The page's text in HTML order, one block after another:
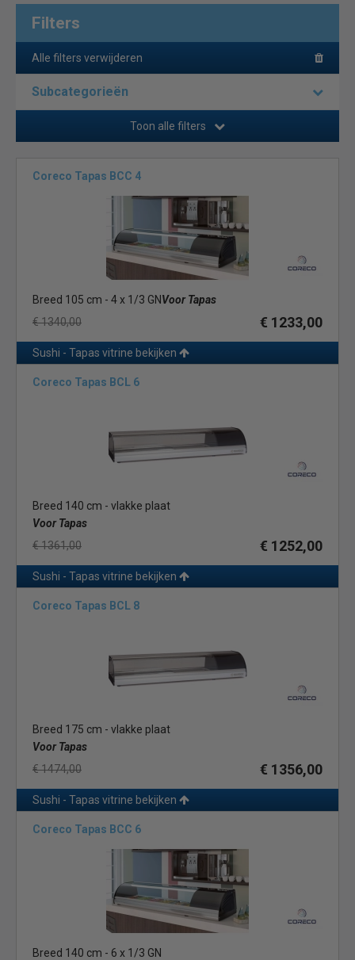
Filters
Alle filters verwijderen
Subcategorieën
Toon alle filters
Coreco Tapas BCC 4
Breed 105 cm - 4 x 1/3 GNVoor Tapas
€ 1340,00
€ 1233,00
Sushi - Tapas vitrine bekijken
Coreco Tapas BCL 6
Breed 140 cm - vlakke plaat
Voor Tapas
€ 1361,00
€ 1252,00
Sushi - Tapas vitrine bekijken
Coreco Tapas BCL 8
Breed 175 cm - vlakke plaat
Voor Tapas
€ 1474,00
€ 1356,00
Sushi - Tapas vitrine bekijken
Coreco Tapas BCC 6
Breed 140 cm - 6 x 1/3 GN